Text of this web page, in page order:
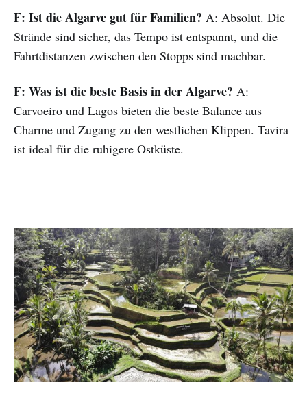
F: Ist die Algarve gut für Familien? A: Absolut. Die
Strände sind sicher, das Tempo ist entspannt, und die
Fahrtdistanzen zwischen den Stopps sind machbar.
F: Was ist die beste Basis in der Algarve? A:
Carvoeiro und Lagos bieten die beste Balance aus
Charme und Zugang zu den westlichen Klippen. Tavira
ist ideal für die ruhigere Ostküste.